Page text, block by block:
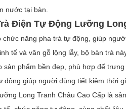
nước tại bàn.
Điện Tự Động Lưỡng
năng pha trà tự động, giúp
tế và vân gỗ lộng lẫy, bộ bàn trà
sản phẩm bền đẹp, phù hợp để
động giúp người dùng tiết kiệm thời
Long Tranh Châu Cao Cấp là